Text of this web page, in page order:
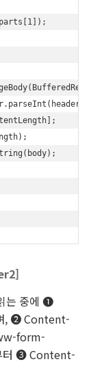
]
는 중에 ❶
, ❷ Content-
form-
터 ❸ Content-